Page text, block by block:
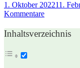
1. Oktober 202211.
Kommentare
Inhaltsverzeichnis